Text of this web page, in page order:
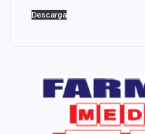
Descarga